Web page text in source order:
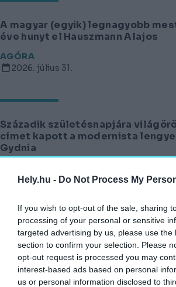
Hely.hu - Do Not Process My
If you wish to opt-out of the sale, sharing
processing of your personal or sensitive
targeted advertising by us, please use the
section to confirm your selection. Please
opt-out request is processed you may
interest-based ads based on personal
us or personal information disclosed to
A magyar (egyik) legnagyobb
éve hunyt el Hauszmann Alajos
AGÓRA
2026. július 31.
Századik születésnapjára
címet kapott a modernista
Gydnia
2026. július 30.
Zöld adósság: Budapest
amik felújítása várnak
AGÓRA
2026. július 25.